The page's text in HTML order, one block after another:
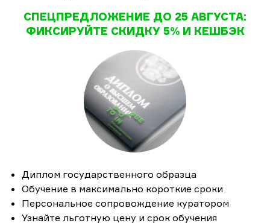
СПЕЦПРЕДЛОЖЕНИЕ ДО 25 АВГУСТА:
ФИКСИРУЙТЕ СКИДКУ 5% И КЕШБЭК
Диплом государственного образца
Обучение в максимально короткие сроки
Персональное сопровождение куратором
Узнайте льготную цену и срок обучения